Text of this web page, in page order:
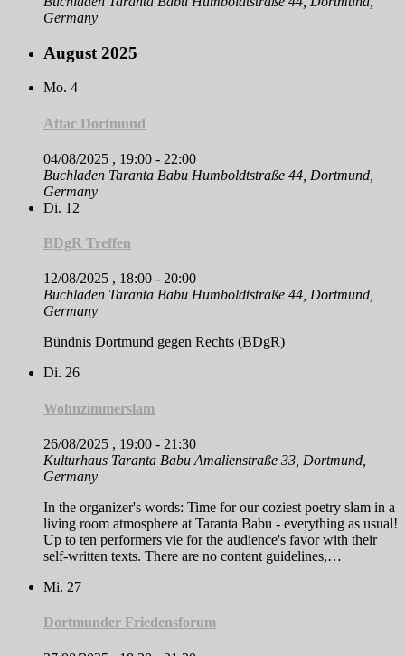
Germany
August 2025
Mo. 4
Attac Dortmund
04/08/2025 , 19:00 - 22:00
Buchladen Taranta Babu Humboldtstraße 44, Dortmund,
Germany
Di. 12
BDgR Treffen
12/08/2025 , 18:00 - 20:00
Buchladen Taranta Babu Humboldtstraße 44, Dortmund,
Germany
Bündnis Dortmund gegen Rechts (BDgR)
Di. 26
Wohnzimmerslam
26/08/2025 , 19:00 - 21:30
Kulturhaus Taranta Babu Amalienstraße 33, Dortmund,
Germany
In the organizer's words: Time for our coziest poetry slam in a
living room atmosphere at Taranta Babu - everything as usual!
Up to ten performers vie for the audience's favor with their
self-written texts. There are no content guidelines,…
Mi. 27
Dortmunder Friedensforum